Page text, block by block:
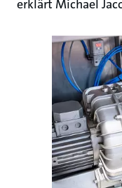
erklärt Michael